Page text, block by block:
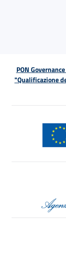
PON
"Qualificazione